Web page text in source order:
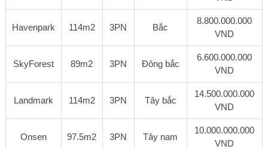
Havenpark 114m2 3PN Bắc
8.800.000.000
VND
SkyForest 89m2 3PN Đông bắc
6.600.000.000
VND
Landmark 114m2 3PN Tây bắc
14.500.000.000
VND
Onsen 97.5m2 3PN Tây nam
10.000.000.000
VND